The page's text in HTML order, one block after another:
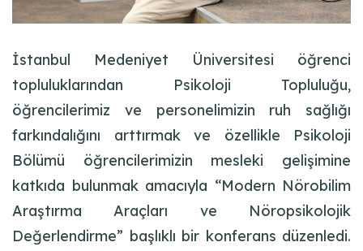
İstanbul Medeniyet Üniversitesi öğrenci
topluluklarından Psikoloji Topluluğu,
öğrencilerimiz ve personelimizin ruh sağlığı
farkındalığını arttırmak ve özellikle Psikoloji
Bölümü öğrencilerimizin mesleki gelişimine
katkıda bulunmak amacıyla “Modern Nörobilim
Araştırma Araçları ve Nöropsikolojik
Değerlendirme” başlıklı bir konferans düzenledi.